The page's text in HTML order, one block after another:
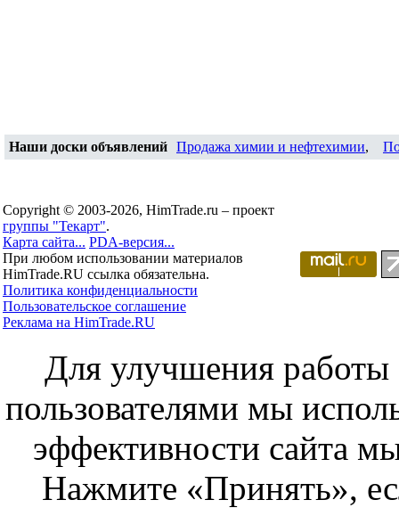
Наши доски объявлений Продажа химии и нефтехимии,
Copyright © 2003-2026, HimTrade.ru – проект
группы "Текарт".
Карта сайта... PDA-версия...
При любом использовании материалов
HimTrade.RU ссылка обязательна.
Политика конфиденциальности
Пользовательское соглашение
Реклама на HimTrade.RU
Для улучшения работы
пользователями мы
эффективности сайта
Нажмите «Принять»,